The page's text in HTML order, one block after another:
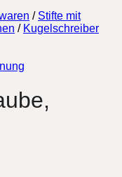
/ Stifte mit
/ Kugelschreiber